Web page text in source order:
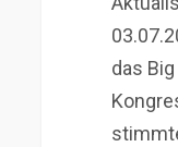
das